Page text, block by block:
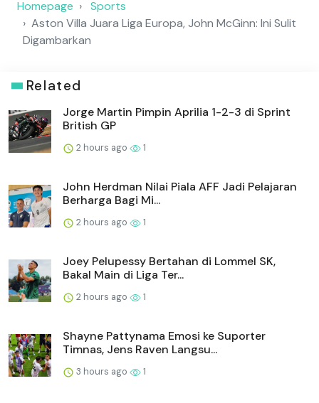
Homepage
Sports
Aston Villa Juara Liga Europa, John McGinn: Ini Sulit
Digambarkan
Related
Jorge Martin Pimpin Aprilia 1-2-3 di Sprint
British GP
2 hours ago 1
John Herdman Nilai Piala AFF Jadi Pelajaran
Berharga Bagi Mi...
2 hours ago 1
Joey Pelupessy Bertahan di Lommel SK,
Bakal Main di Liga Ter...
2 hours ago 1
Shayne Pattynama Emosi ke Suporter
Timnas, Jens Raven Langsu...
3 hours ago 1